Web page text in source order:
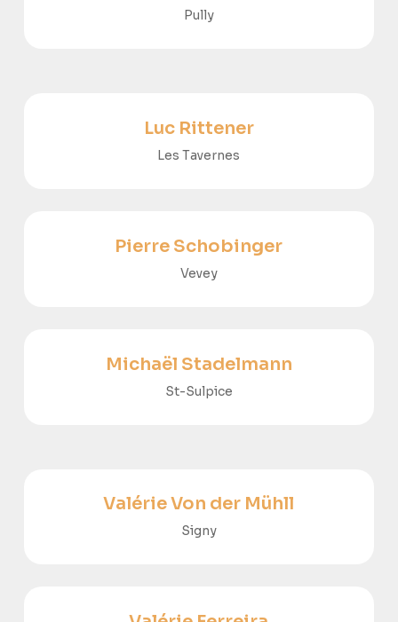
Pully
Luc Rittener
Les Tavernes
Pierre Schobinger
Vevey
Michaël Stadelmann
St-Sulpice
Valérie Von der Mühll
Signy